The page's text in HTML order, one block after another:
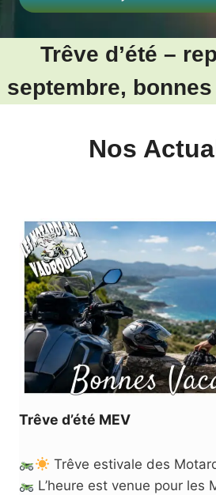
Trêve d’été –
septembre,
Nos
Trêve d’été MEV
Trêve estivale des
L’heure est venue pour les